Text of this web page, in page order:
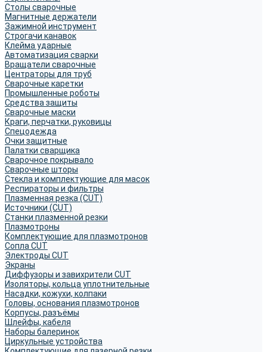
Столы сварочные
Магнитные держатели
Зажимной инструмент
Строгачи канавок
Клейма ударные
Автоматизация сварки
Вращатели сварочные
Центраторы для труб
Сварочные каретки
Промышленные роботы
Средства защиты
Сварочные маски
Краги, перчатки, руковицы
Спецодежда
Очки защитные
Палатки сварщика
Сварочное покрывало
Сварочные шторы
Стекла и комплектующие для масок
Респираторы и фильтры
Плазменная резка (CUT)
Источники (CUT)
Станки плазменной резки
Плазмотроны
Комплектующие для плазмотронов
Сопла CUT
Электроды CUT
Экраны
Диффузоры и завихрители CUT
Изоляторы, кольца уплотнительные
Насадки, кожухи, колпаки
Головы, основания плазмотронов
Корпусы, разъёмы
Шлейфы, кабеля
Наборы балеринок
Циркульные устройства